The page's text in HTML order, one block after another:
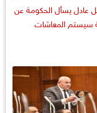
عادل يسأل الحكومة عن
سيستم المعاشات